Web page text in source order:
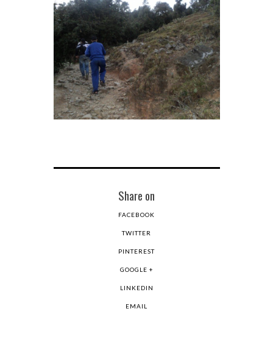
Share on
FACEBOOK
TWITTER
PINTEREST
GOOGLE +
LINKEDIN
EMAIL